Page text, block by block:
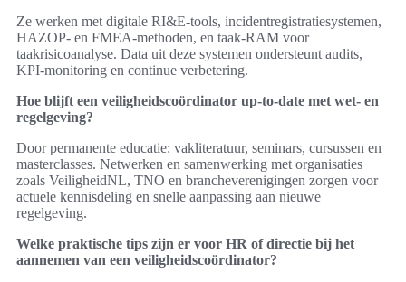
Ze werken met digitale RI&E-tools, incidentregistratiesystemen,
HAZOP- en FMEA-methoden, en taak-RAM voor
taakrisicoanalyse. Data uit deze systemen ondersteunt audits,
KPI-monitoring en continue verbetering.
Hoe blijft een veiligheidscoördinator up-to-date met wet- en
regelgeving?
Door permanente educatie: vakliteratuur, seminars, cursussen en
masterclasses. Netwerken en samenwerking met organisaties
zoals VeiligheidNL, TNO en brancheverenigingen zorgen voor
actuele kennisdeling en snelle aanpassing aan nieuwe
regelgeving.
Welke praktische tips zijn er voor HR of directie bij het
aannemen van een veiligheidscoördinator?